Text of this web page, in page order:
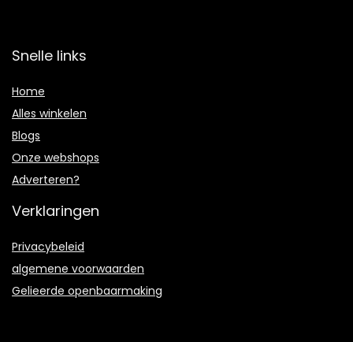
Snelle links
Home
Alles winkelen
Blogs
Onze webshops
Adverteren?
Verklaringen
Privacybeleid
algemene voorwaarden
Gelieerde openbaarmaking